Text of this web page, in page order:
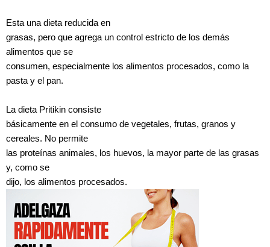
Esta una dieta reducida en
grasas, pero que agrega un control estricto de los demás
alimentos que se
consumen, especialmente los alimentos procesados, como la
pasta y el pan.
La dieta Pritikin consiste
básicamente en el consumo de vegetales, frutas, granos y
cereales. No permite
las proteínas animales, los huevos, la mayor parte de las grasas
y, como se
dijo, los alimentos procesados.